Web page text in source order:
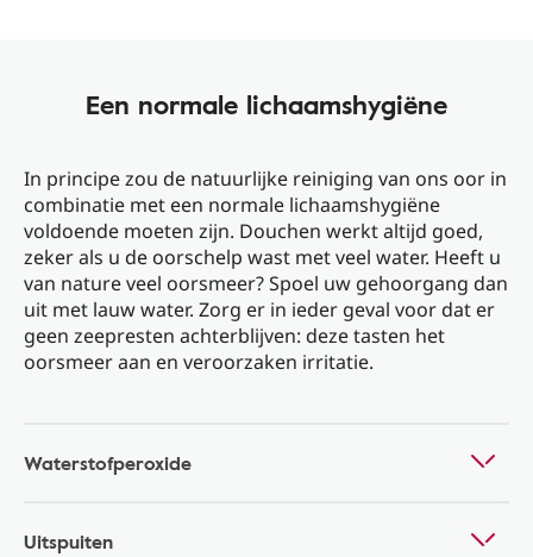
Een normale lichaamshygiëne
In principe zou de natuurlijke reiniging van ons oor in
combinatie met een normale lichaamshygiëne
voldoende moeten zijn. Douchen werkt altijd goed,
zeker als u de oorschelp wast met veel water. Heeft u
van nature veel oorsmeer? Spoel uw gehoorgang dan
uit met lauw water. Zorg er in ieder geval voor dat er
geen zeepresten achterblijven: deze tasten het
oorsmeer aan en veroorzaken irritatie.
Waterstofperoxide
Uitspuiten